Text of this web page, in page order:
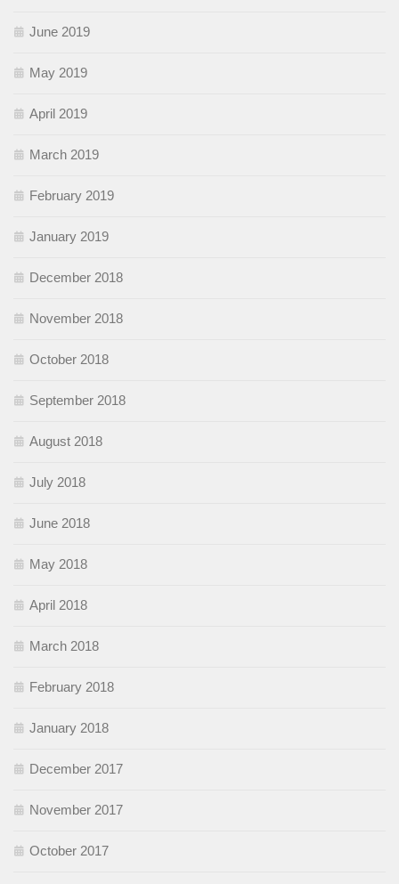
June 2019
May 2019
April 2019
March 2019
February 2019
January 2019
December 2018
November 2018
October 2018
September 2018
August 2018
July 2018
June 2018
May 2018
April 2018
March 2018
February 2018
January 2018
December 2017
November 2017
October 2017